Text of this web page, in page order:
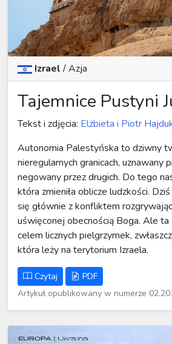
Izrael/Azja
Tajemnice Pustyni
Tekst i zdjęcia: Elżbieta i Piotr
Autonomia Palestyńska to dziwny
nieregularnych granicach, uznawany
negowany przez drugich. Do tego
która zmieniła oblicze ludzkości.
się głównie z konfliktem
uświęconej obecnością Boga. Ale
celem licznych pielgrzymek,
która leży na terytorium Izraela.
Czytaj
PDF
Artykuł opublikowany w numerze